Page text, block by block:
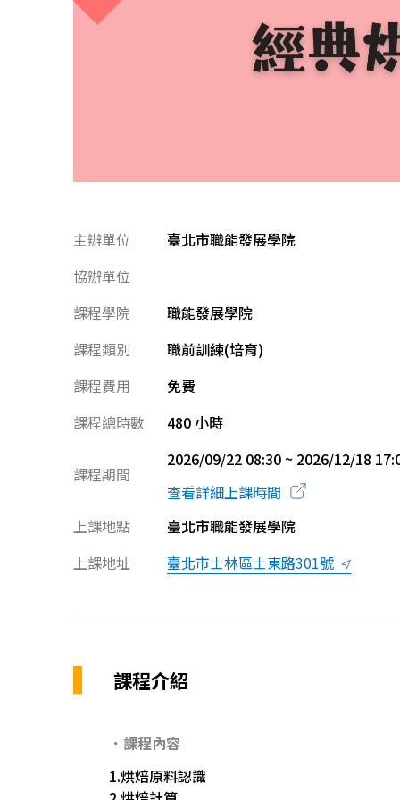
主辦單位
臺北市職能發展學院
協辦單位
課程學院
職能發展學院
課程類別
職前訓練(培育)
課程費用
免費
課程總時數
480 小時
課程期間
2026/09/22 08:30 ~ 2026/12/18
查看詳細上課時間
上課地點
臺北市職能發展學院
上課地址
臺北市士林區士東路301號
課程介紹
．課程內容
1.烘焙原料認識